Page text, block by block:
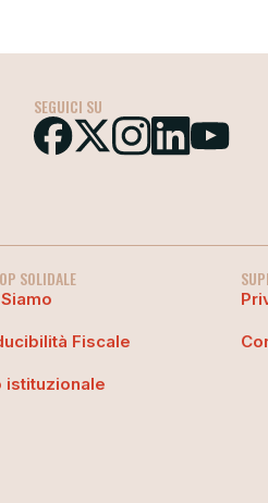
SEGUICI SU
SOLIDALE
Fiscale
istituzionale